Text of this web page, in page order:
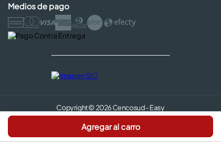
Agregar al carro
Medios de pago
Copyright © 2026 Cencosud - Easy
Términos y Condiciones |
Seguridad y Privacidad |
Código de ética